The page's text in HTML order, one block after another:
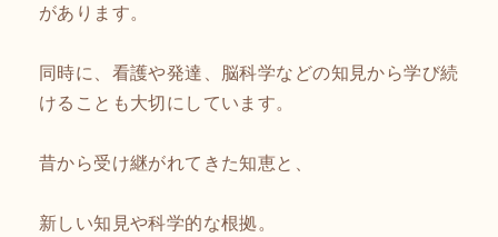
があります。
同時に、看護や発達、脳科学などの知見から学び続
けることも大切にしています。
昔から受け継がれてきた知恵と、
新しい知見や科学的な根拠。